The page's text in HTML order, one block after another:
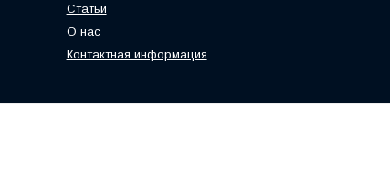
Статьи
О нас
Контактная информация